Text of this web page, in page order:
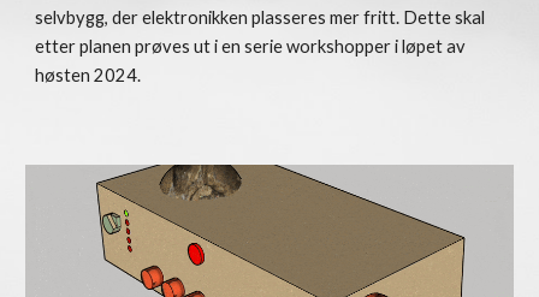
selvbygg, der elektronikken plasseres mer fritt. Dette skal
etter planen prøves ut i en serie workshopper i løpet av
høsten 2024.